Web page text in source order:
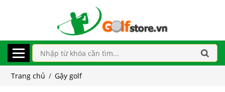
Trang chủ / Gậy golf